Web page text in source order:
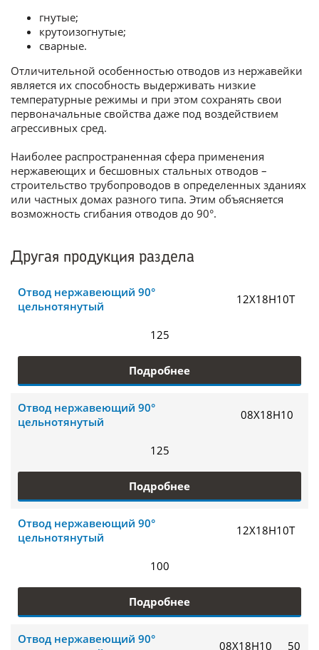
гнутые;
крутоизогнутые;
сварные.
Отличительной особенностью отводов из нержавейки
является их способность выдерживать низкие
температурные режимы и при этом сохранять свои
первоначальные свойства даже под воздействием
агрессивных сред.
Наиболее распространенная сфера применения
нержавеющих и бесшовных стальных отводов –
строительство трубопроводов в определенных зданиях
или частных домах разного типа. Этим объясняется
возможность сгибания отводов до 90°.
Другая продукция раздела
Отвод нержавеющий 90°
цельнотянутый
12Х18Н10Т
125
Подробнее
Отвод нержавеющий 90°
цельнотянутый
08Х18Н10
125
Подробнее
Отвод нержавеющий 90°
цельнотянутый
12Х18Н10Т
100
Подробнее
Отвод нержавеющий 90°
08Х18Н10 50